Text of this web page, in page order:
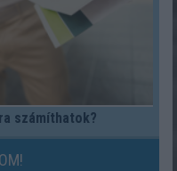
számíthatok?